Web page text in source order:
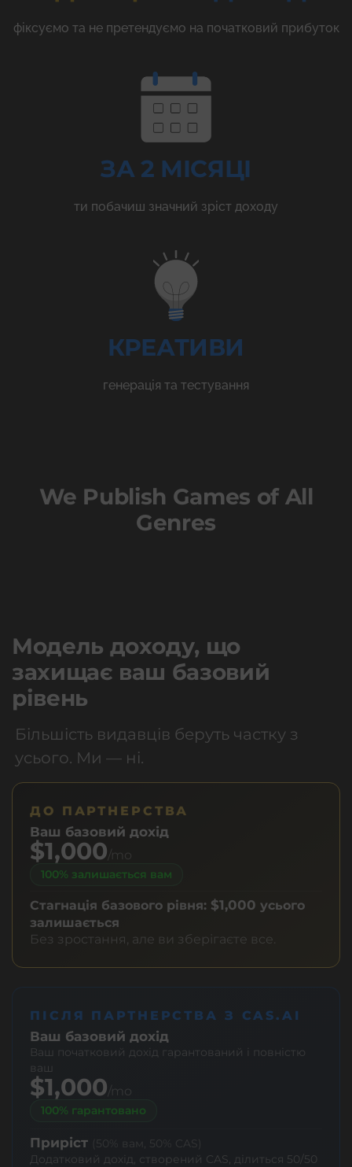
фіксуємо та не претендуємо на початковий прибуток
ЗА 2 МІСЯЦІ
ти побачиш значний зріст доходу
КРЕАТИВИ
генерація та тестування
We Publish Games of All
Genres
Модель доходу, що
захищає ваш базовий
рівень
Більшість видавців беруть частку з
усього. Ми — ні.
ДО ПАРТНЕРСТВА
Ваш базовий дохід
$1,000 /mo
100% залишається вам
Стагнація базового рівня: $1,000 усього
залишається
Без зростання, але ви зберігаєте все.
ПІСЛЯ ПАРТНЕРСТВА З CAS.AI
Ваш базовий дохід
Ваш початковий дохід гарантований і повністю
ваш
$1,000/mo
100% гарантовано
Приріст
(50% вам, 50% CAS)
Додатковий дохід, створений CAS, ділиться 50/50